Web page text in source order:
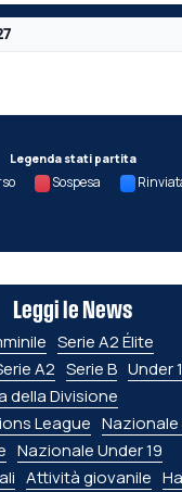
Legenda stati partita
Sospesa
Leggi le News
Serie A2 Élite
A2 Serie B Under
della Divisione
League
Nazionale Under 19
Attività giovanile